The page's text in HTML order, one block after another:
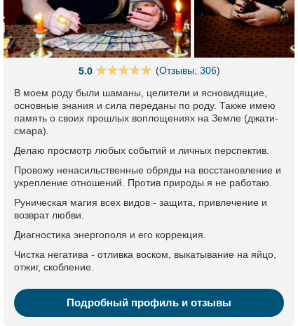
5.0 (Отзывы: 306)
В моем роду были шаманы, целители и ясновидящие,
основные знания и сила переданы по роду. Также имею
память о своих прошлых воплощениях на Земле (джати-
смара).
Делаю просмотр любых событий и личных перспектив.
Провожу ненасильственные обряды на восстановление и
укрепление отношений. Против природы я не работаю.
Руническая магия всех видов - защита, привлечение и
возврат любви.
Диагностика энергополя и его коррекция.
Чистка негатива - отливка воском, выкатывание на яйцо,
отжиг, скобление.
Подробный профиль и отзывы